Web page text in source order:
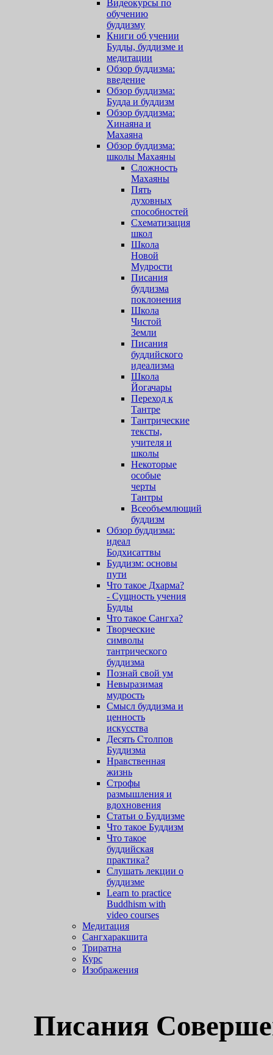
Видеокурсы по
обучению
буддизму
Книги об учении
Будды, буддизме и
медитации
Обзор буддизма:
введение
Обзор буддизма:
Будда и буддизм
Обзор буддизма:
Хинаяна и
Махаяна
Обзор буддизма:
школы Махаяны
Сложность
Махаяны
Пять
духовных
способностей
Схематизация
школ
Школа
Новой
Мудрости
Писания
буддизма
поклонения
Школа
Чистой
Земли
Писания
буддийского
идеализма
Школа
Йогачары
Переход к
Тантре
Тантрические
тексты,
учителя и
школы
Некоторые
особые
черты
Тантры
Всеобъемлющий
буддизм
Обзор буддизма:
идеал
Бодхисаттвы
Буддизм: основы
пути
Что такое Дхарма?
- Сущность учения
Будды
Что такое Сангха?
Творческие
символы
тантрического
буддизма
Познай свой ум
Невыразимая
мудрость
Смысл буддизма и
ценность
искусства
Десять Столпов
Буддизма
Нравственная
жизнь
Строфы
размышления и
вдохновения
Статьи о Буддизме
Что такое Буддизм
Что такое
буддийская
практика?
Слушать лекции о
буддизме
Learn to practice
Buddhism with
video courses
Медитация
Сангхаракшита
Триратна
Курс
Изображения
Писания